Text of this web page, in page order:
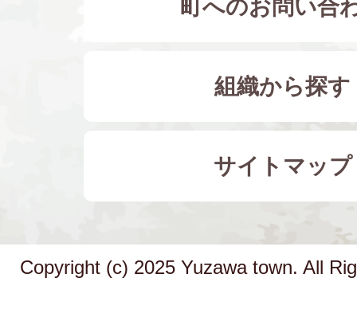
町へのお問い合
組織から探す
サイトマップ
Copyright (c) 2025 Yuzawa town. All